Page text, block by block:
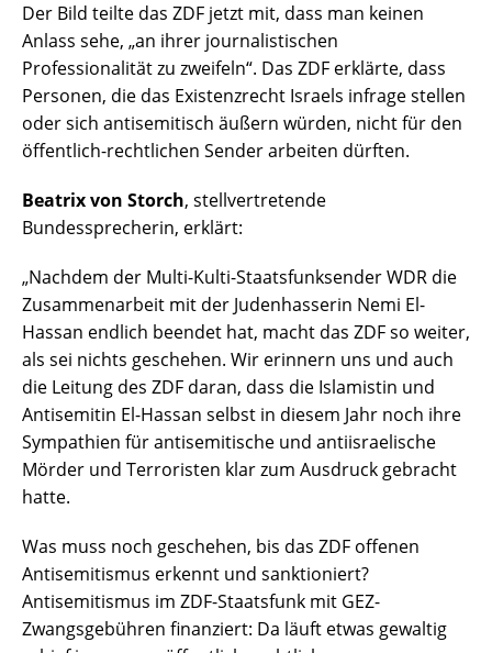
Der Bild teilte das ZDF jetzt mit, dass man keinen
Anlass sehe, „an ihrer journalistischen
Professionalität zu zweifeln“. Das ZDF erklärte, dass
Personen, die das Existenzrecht Israels infrage stellen
oder sich antisemitisch äußern würden, nicht für den
öffentlich-rechtlichen Sender arbeiten dürften.
Beatrix von Storch, stellvertretende
Bundessprecherin, erklärt:
„Nachdem der Multi-Kulti-Staatsfunksender WDR die
Zusammenarbeit mit der Judenhasserin Nemi El-
Hassan endlich beendet hat, macht das ZDF so weiter,
als sei nichts geschehen. Wir erinnern uns und auch
die Leitung des ZDF daran, dass die Islamistin und
Antisemitin El-Hassan selbst in diesem Jahr noch ihre
Sympathien für antisemitische und antiisraelische
Mörder und Terroristen klar zum Ausdruck gebracht
hatte.
Was muss noch geschehen, bis das ZDF offenen
Antisemitismus erkennt und sanktioniert?
Antisemitismus im ZDF-Staatsfunk mit GEZ-
Zwangsgebühren finanziert: Da läuft etwas gewaltig